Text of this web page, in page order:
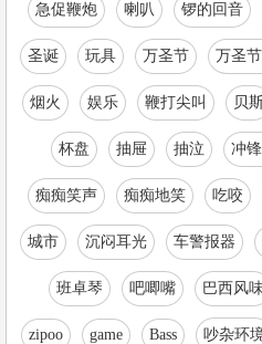
急促鞭炮 喇叭 锣的回音
圣诞 玩具 万圣节 万圣
烟火 娱乐 鞭打尖叫 贝
杯盘 抽屉 抽泣 冲
痴痴笑声 痴痴地笑 吃咬
城市 沉闷耳光 车警报器
班卓琴 吧唧嘴 巴西风
zipoo game Bass 吵杂环